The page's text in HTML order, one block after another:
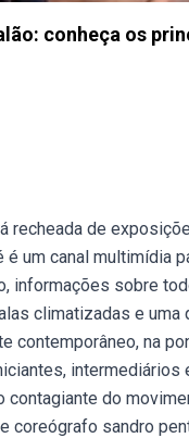
conheça os
recheada de
um canal multimídia
informações sobre
climatizadas e
contemporâneo, na
intermediários
do
coreógrafo sandro